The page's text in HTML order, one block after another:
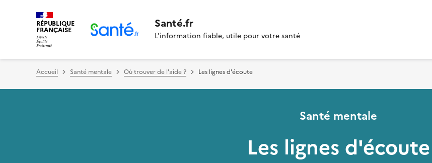
RÉPUBLIQUE
FRANÇAISE Santé.fr
L'information fiable, utile pour votre santé
Accueil Santé mentale Où trouver de l'aide ? Les lignes d'écoute
Santé mentale
Les lignes d'écoute